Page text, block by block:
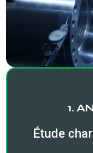
1.
Étude